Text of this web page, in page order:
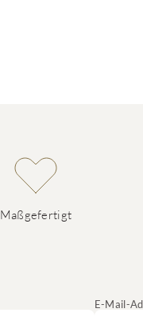
Maßgefertigt
E-Mail-